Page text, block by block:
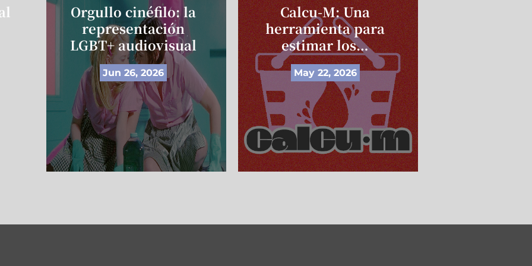
Orgullo cinéfilo: la
representación
LGBT+ audiovisual
Jun 26, 2026
Calcu-M: Una
herramienta para
estimar los…
May 22, 2026